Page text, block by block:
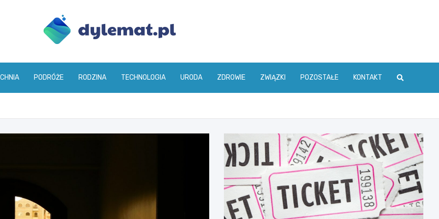
dylemat.pl
PODRÓŻE RODZINA TECHNOLOGIA URODA ZDROWIE ZWIĄZKI POZOSTAŁE KONTAKT